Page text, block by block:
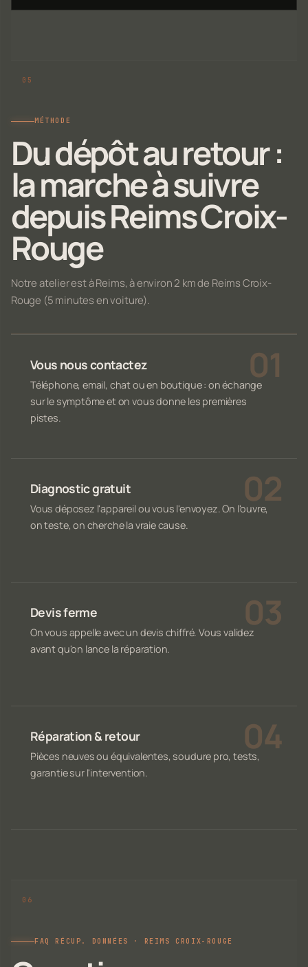
MÉTHODE
Du dépôt au retour :
la marche à suivre
depuis Reims Croix-
Rouge
Notre atelier est à Reims, à environ 2 km de Reims Croix-
Rouge (5 minutes en voiture).
Vous nous contactez
Téléphone, email, chat ou en boutique : on échange
sur le symptôme et on vous donne les premières
pistes.
Diagnostic gratuit
Vous déposez l'appareil ou vous l'envoyez. On l'ouvre,
on teste, on cherche la vraie cause.
Devis ferme
On vous appelle avec un devis chiffré. Vous validez
avant qu'on lance la réparation.
Réparation & retour
Pièces neuves ou équivalentes, soudure pro, tests,
garantie sur l'intervention.
FAQ RÉCUP. DONNÉES · REIMS CROIX-ROUGE